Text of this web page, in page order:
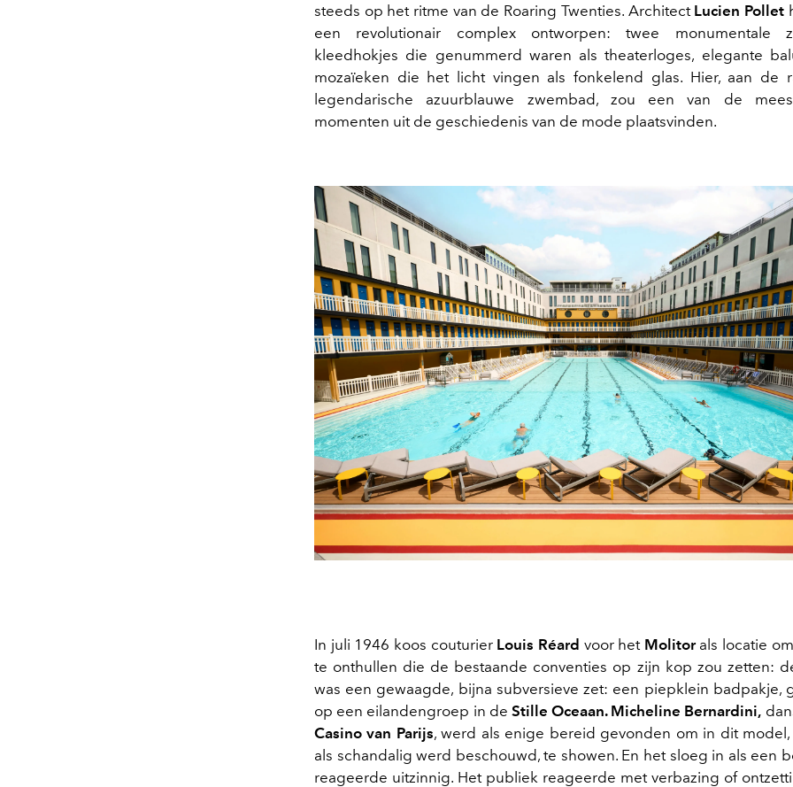
steeds op het ritme van de Roaring Twenties. ArchitectLucien Pollet
een revolutionair complex ontworpen: twee monumentale
kleedhokjes die genummerd waren als theaterloges, elegante
mozaïeken die het licht vingen als fonkelend glas. Hier, aan de
legendarische azuurblauwe zwembad, zou een van de
momenten uit de geschiedenis van de mode plaatsvinden.
In juli 1946 koos couturier Louis Réard voor het Molitorals locatie
te onthullen die de bestaande conventies op zijn kop zou zetten:
was een gewaagde, bijna subversieve zet: een piepklein badpakje,
op een eilandengroep in de Stille Oceaan. Micheline Bernardini,
Casino van Parijs, werd als enige bereid gevonden om in dit
als schandalig werd beschouwd, te showen. En het sloeg in als een
reageerde uitzinnig. Het publiek reageerde met verbazing of